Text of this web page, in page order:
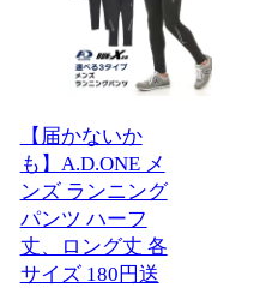
【届かないか
も】A.D.ONE メ
ンズ ランニング
パンツ ハーフ
丈、ロング丈 各
サイズ 180円送